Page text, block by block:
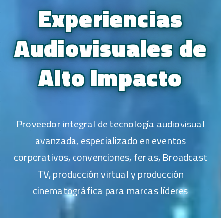
Experiencias
Audiovisuales de
Alto Impacto
Proveedor integral de tecnología audiovisual
avanzada, especializado en eventos
corporativos, convenciones, ferias, Broadcast
TV, producción virtual y producción
cinematográfica para marcas líderes